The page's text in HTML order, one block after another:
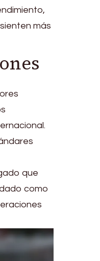
más
que
como